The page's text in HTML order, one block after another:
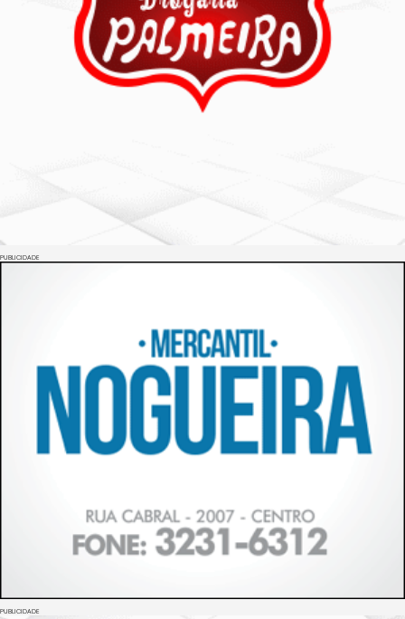
PUBLICIDADE
PUBLICIDADE